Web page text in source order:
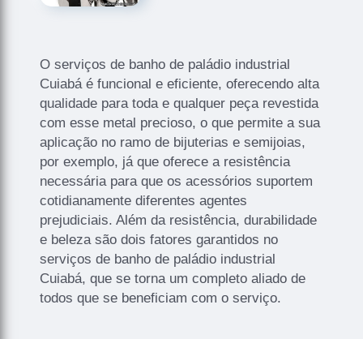
O serviços de banho de paládio industrial
Cuiabá é funcional e eficiente, oferecendo alta
qualidade para toda e qualquer peça revestida
com esse metal precioso, o que permite a sua
aplicação no ramo de bijuterias e semijoias,
por exemplo, já que oferece a resistência
necessária para que os acessórios suportem
cotidianamente diferentes agentes
prejudiciais. Além da resistência, durabilidade
e beleza são dois fatores garantidos no
serviços de banho de paládio industrial
Cuiabá, que se torna um completo aliado de
todos que se beneficiam com o serviço.